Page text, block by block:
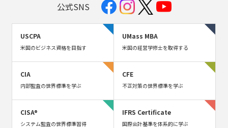
公式SNS
USCPA
米国のビジネス資格を目指す
UMass MBA
米国の経営学修士を取得する
CIA
内部監査の世界標準を学ぶ
CFE
不正対策の世界標準を学ぶ
CISA®
システム監査の世界標準習得
IFRS Certificate
国際会計基準を体系的に学ぶ